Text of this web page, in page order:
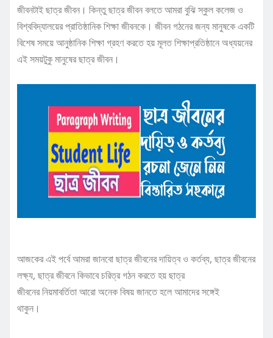
জীবনটাই ছাত্র জীবন। কিন্তু ছাত্র জীবন বলতে আমরা বুঝি স্কুল কলেজ ও
বিশ্ববিদ্যালয়ের প্রাতিষ্ঠানিক শিক্ষা জীবনকে। জীবন গঠনের জন্য মানুষকে একটি
বিশেষ সময়ে আনুষ্ঠানিক শিক্ষা গ্রহণ করতে হয় মূলত শিক্ষাপ্রতিষ্ঠানে অধ্যয়নের
এই সময়টুকু মানুষের ছাত্র জীবন।
আজকের এই পর্বে আমরা জানবো ছাত্র জীবনের দায়িত্ব ও কর্তব্য, ছাত্র জীবনের
লক্ষ্য, ছাত্র জীবনে কিভাবে চরিত্র গঠন করতে হয় ছাত্র
জীবনের নিয়মাবর্তিতা আরো অনেক বিষয় জানতে হলে আমাদের সঙ্গেই
থাকুন।